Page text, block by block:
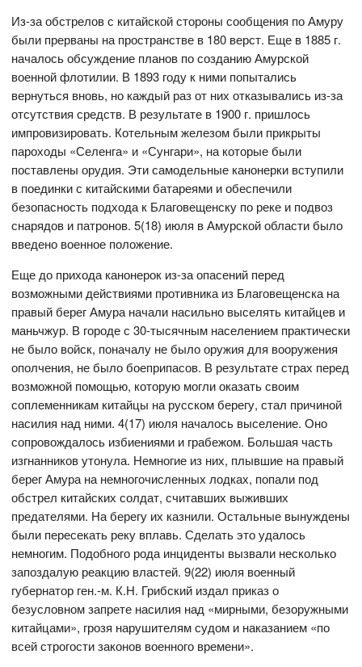
Из-за обстрелов с китайской стороны сообщения по Амуру
были прерваны на пространстве в 180 верст. Еще в 1885 г.
началось обсуждение планов по созданию Амурской
военной флотилии. В 1893 году к ними попытались
вернуться вновь, но каждый раз от них отказывались из-за
отсутствия средств. В результате в 1900 г. пришлось
импровизировать. Котельным железом были прикрыты
пароходы «Селенга» и «Сунгари», на которые были
поставлены орудия. Эти самодельные канонерки вступили
в поединки с китайскими батареями и обеспечили
безопасность подхода к Благовещенску по реке и подвоз
снарядов и патронов. 5(18) июля в Амурской области было
введено военное положение.
Еще до прихода канонерок из-за опасений перед
возможными действиями противника из Благовещенска на
правый берег Амура начали насильно выселять китайцев и
маньчжур. В городе с 30-тысячным населением практически
не было войск, поначалу не было оружия для вооружения
ополчения, не было боеприпасов. В результате страх перед
возможной помощью, которую могли оказать своим
соплеменникам китайцы на русском берегу, стал причиной
насилия над ними. 4(17) июля началось выселение. Оно
сопровождалось избиениями и грабежом. Большая часть
изгнанников утонула. Немногие из них, плывшие на правый
берег Амура на немногочисленных лодках, попали под
обстрел китайских солдат, считавших выживших
предателями. На берегу их казнили. Остальные вынуждены
были пересекать реку вплавь. Сделать это удалось
немногим. Подобного рода инциденты вызвали несколько
запоздалую реакцию властей. 9(22) июля военный
губернатор ген.-м. К.Н. Грибский издал приказ о
безусловном запрете насилия над «мирными, безоружными
китайцами», грозя нарушителям судом и наказанием «по
всей строгости законов военного времени».